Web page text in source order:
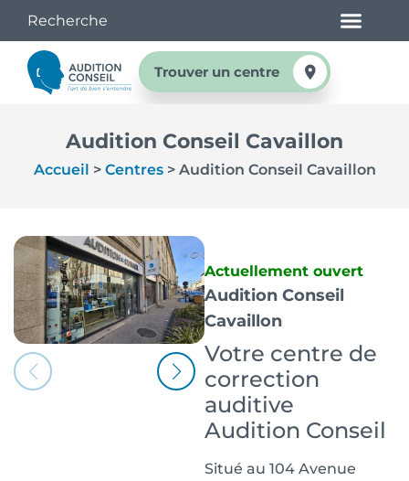
Trouver un centre
Audition Conseil Cavaillon
Accueil > Centres> Audition Conseil Cavaillon
Actuellement ouvert
Audition Conseil
Cavaillon
Votre centre de
correction
auditive
Audition Conseil
Situé au 104 Avenue